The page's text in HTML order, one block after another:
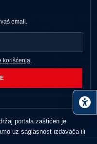
email.
korišćenja.
portala zaštićen je
uz saglasnost izdavača ili